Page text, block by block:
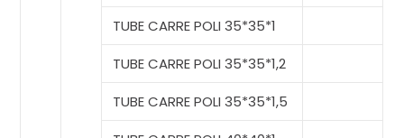
TUBE CARRE POLI 35*35*1
TUBE CARRE POLI 35*35*1,2
TUBE CARRE POLI 35*35*1,5